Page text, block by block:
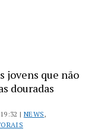
jovens que não
douradas
| NEWS,